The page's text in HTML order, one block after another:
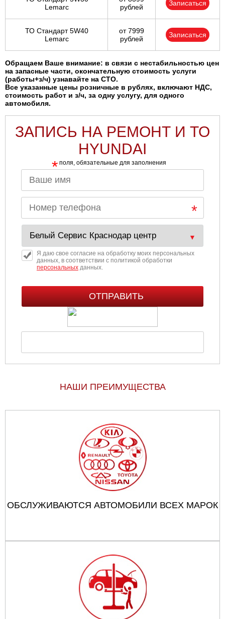
Lemarc
рублей
Записаться
ТО Стандарт 5W40
Lemarc
от 7999
рублей
Записаться
Обращаем Ваше внимание: в связи с нестабильностью цен
на запасные части, окончательную стоимость услуги
(работы+з/ч) узнавайте на СТО.
Все указанные цены розничные в рублях, включают НДС,
стоимость работ и з/ч, за одну услугу, для одного
автомобиля.
ЗАПИСЬ НА РЕМОНТ И ТО
HYUNDAI
* поля, обязательные для заполнения
Я даю свое согласие на обработку моих персональных
данных, в соответствии с политикой обработки
персональныхданных.
НАШИ ПРЕИМУЩЕСТВА
ОБСЛУЖИВАЮТСЯ АВТОМОБИЛИ ВСЕХ МАРОК